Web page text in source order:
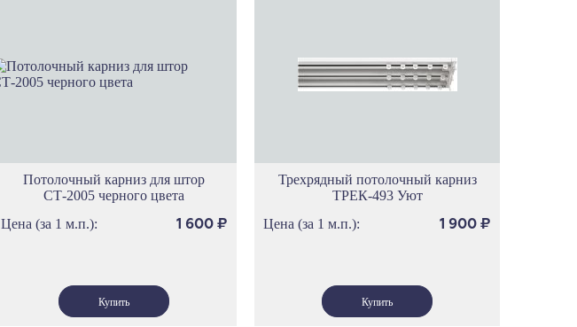
Потолочный карниз для штор
СТ-2005 черного цвета
Цена (за 1 м.п.):
1 600₽
Трехрядный потолочный карниз
ТРЕК-493 Уют
Цена (за 1 м.п.):
1 900 ₽